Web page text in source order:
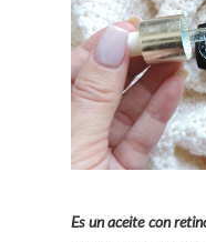
Es un aceite con